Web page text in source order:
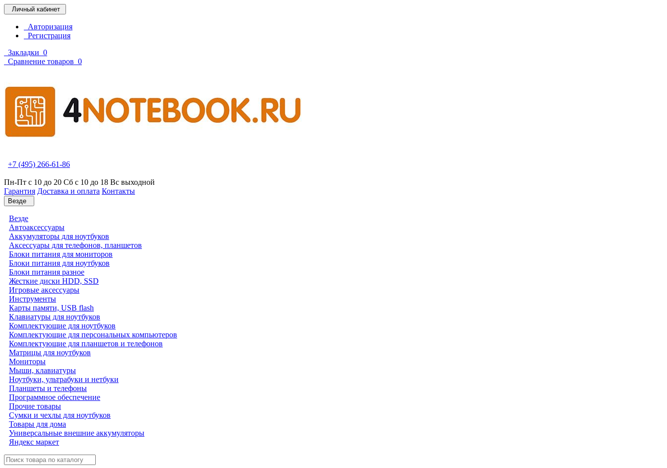
Личный кабинет
Авторизация
Регистрация
Закладки 0
Сравнение товаров 0
+7 (495) 266-61-86
Пн-Пт с 10 до 20 Сб с 10 до 18 Вс выходной
Гарантия Доставка и оплата Контакты
Везде
Везде
Автоаксессуары
Аккумуляторы для ноутбуков
Аксессуары для телефонов, планшетов
Блоки питания для мониторов
Блоки питания для ноутбуков
Блоки питания разное
Жесткие диски HDD, SSD
Игровые аксессуары
Инструменты
Карты памяти, USB flash
Клавиатуры для ноутбуков
Комплектующие для ноутбуков
Комплектующие для персональных компьютеров
Комплектующие для планшетов и телефонов
Матрицы для ноутбуков
Мониторы
Мыши, клавиатуры
Ноутбуки, ультрабуки и нетбуки
Планшеты и телефоны
Программное обеспечение
Прочие товары
Сумки и чехлы для ноутбуков
Товары для дома
Универсальные внешние аккумуляторы
Яндекс маркет